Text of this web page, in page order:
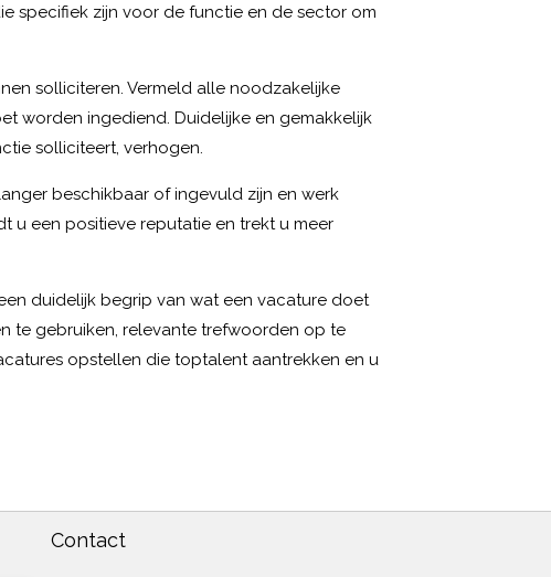
specifiek zijn voor de functie en de sector om
solliciteren. Vermeld alle noodzakelijke
worden ingediend. Duidelijke en gemakkelijk
solliciteert, verhogen.
beschikbaar of ingevuld zijn en werk
u een positieve reputatie en trekt u meer
duidelijk begrip van wat een vacature doet
te gebruiken, relevante trefwoorden op te
opstellen die toptalent aantrekken en u
Contact